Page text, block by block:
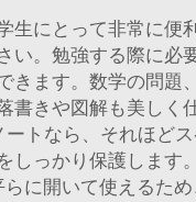
生にとって非常に
い。勉強する際に
きます。数学の問
書きや図解も美し
トなら、それほど
しっかり保護しま
に開いて使えるた